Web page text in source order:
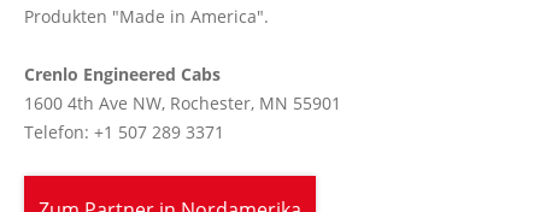
Produkten "Made in America".
Crenlo Engineered Cabs
1600 4th Ave NW, Rochester, MN 55901
Telefon: +1 507 289 3371